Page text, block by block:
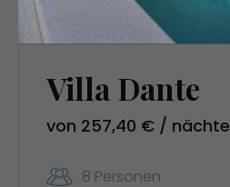
Villa Dante
von 257,40 € / nächte
8 Personen